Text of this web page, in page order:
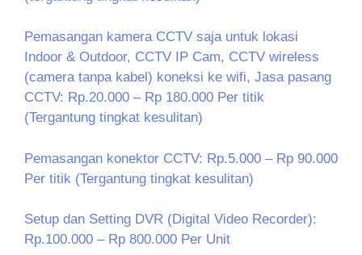
Pemasangan kamera CCTV saja untuk lokasi
Indoor & Outdoor, CCTV IP Cam, CCTV wireless
(camera tanpa kabel) koneksi ke wifi, Jasa pasang
CCTV: Rp.20.000 – Rp 180.000 Per titik
(Tergantung tingkat kesulitan)
Pemasangan konektor CCTV: Rp.5.000 – Rp 90.000
Per titik (Tergantung tingkat kesulitan)
Setup dan Setting DVR (Digital Video Recorder):
Rp.100.000 – Rp 800.000 Per Unit